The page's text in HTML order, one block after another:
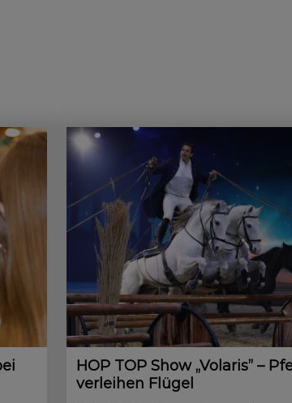
HOP TOP Show „Volaris” –
verleihen Flügel